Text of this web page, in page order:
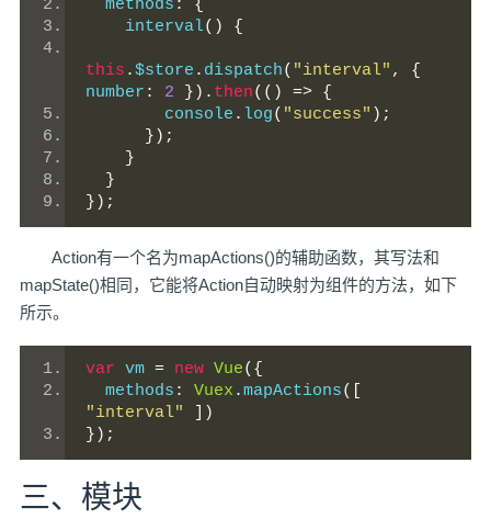
  methods
:
{
    interval
() {
this .$store . dispatch( "interval" ,
{
number : 2 }). then(() => {
        console
. log( "success" );
});
}
}
});
Action有一个名为mapActions()的辅助函数，其写法和
mapState()相同，它能将Action自动映射为组件的方法，如下
所示。
var vm = new Vue({
  methods
: Vuex .mapActions([
"interval"
])
});
三、模块